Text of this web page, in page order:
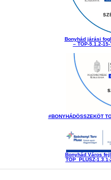
Bonyhád járási
– TOP-5.1.2-
#BONYHÁDÖSSZEKÖT
Bonyhád Város
TOP_PLUSZ-